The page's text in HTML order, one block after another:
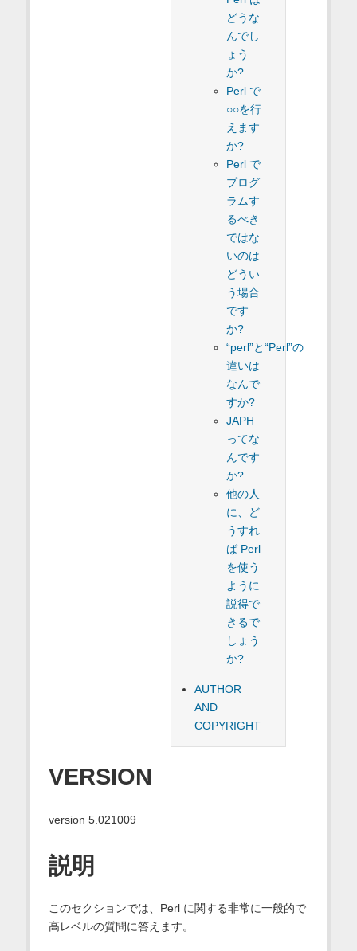
どうな
んでし
ょう
か?
Perl で
○○を行
えます
か?
Perl で
プログ
ラムす
るべき
ではな
いのは
どうい
う場合
です
か?
“perl”と“Perl”の
違いは
なんで
すか?
JAPH
ってな
んです
か?
他の人
に、ど
うすれ
ば Perl
を使う
ように
説得で
きるで
しょう
か?
AUTHOR
AND
COPYRIGHT
VERSION
version 5.021009
説明
このセクションでは、Perl に関する非常に一般的で
高レベルの質問に答えます。